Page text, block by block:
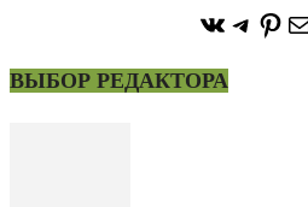
https://
ВЫБОР РЕДАКТОРА